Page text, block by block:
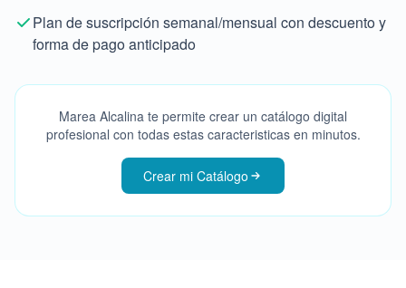
Plan de suscripción semanal/mensual con descuento y
forma de pago anticipado
Marea Alcalina te permite crear un catálogo digital
profesional con todas estas caracteristicas en minutos.
Crear mi Catálogo